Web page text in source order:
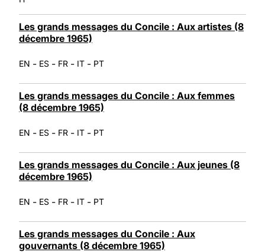
Les grands messages du Concile : Aux artistes (8
décembre 1965)
EN - ES - FR - IT - PT
Les grands messages du Concile : Aux femmes
(8 décembre 1965)
EN - ES - FR - IT - PT
Les grands messages du Concile : Aux jeunes (8
décembre 1965)
EN - ES - FR - IT - PT
Les grands messages du Concile : Aux
gouvernants (8 décembre 1965)